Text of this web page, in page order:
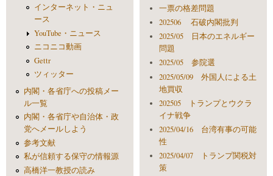
インターネット・ニュ
ース
YouTube・ニュース
ニコニコ動画
Gettr
ツィッター
内閣・各省庁への投稿メー
ル一覧
内閣・各省庁や自治体・政
党へメールしよう
参考文献
私が信頼する保守の情報源
高橋洋一教授の読み
一票の格差問題
202506 石破内閣批判
2025/05 日本のエネルギー
問題
2025/05 参院選
2025/05/09 外国人による土
地買収
202505 トランプとウクラ
イナ戦争
2025/04/16 台湾有事の可能
性
2025/04/07 トランプ関税対
策